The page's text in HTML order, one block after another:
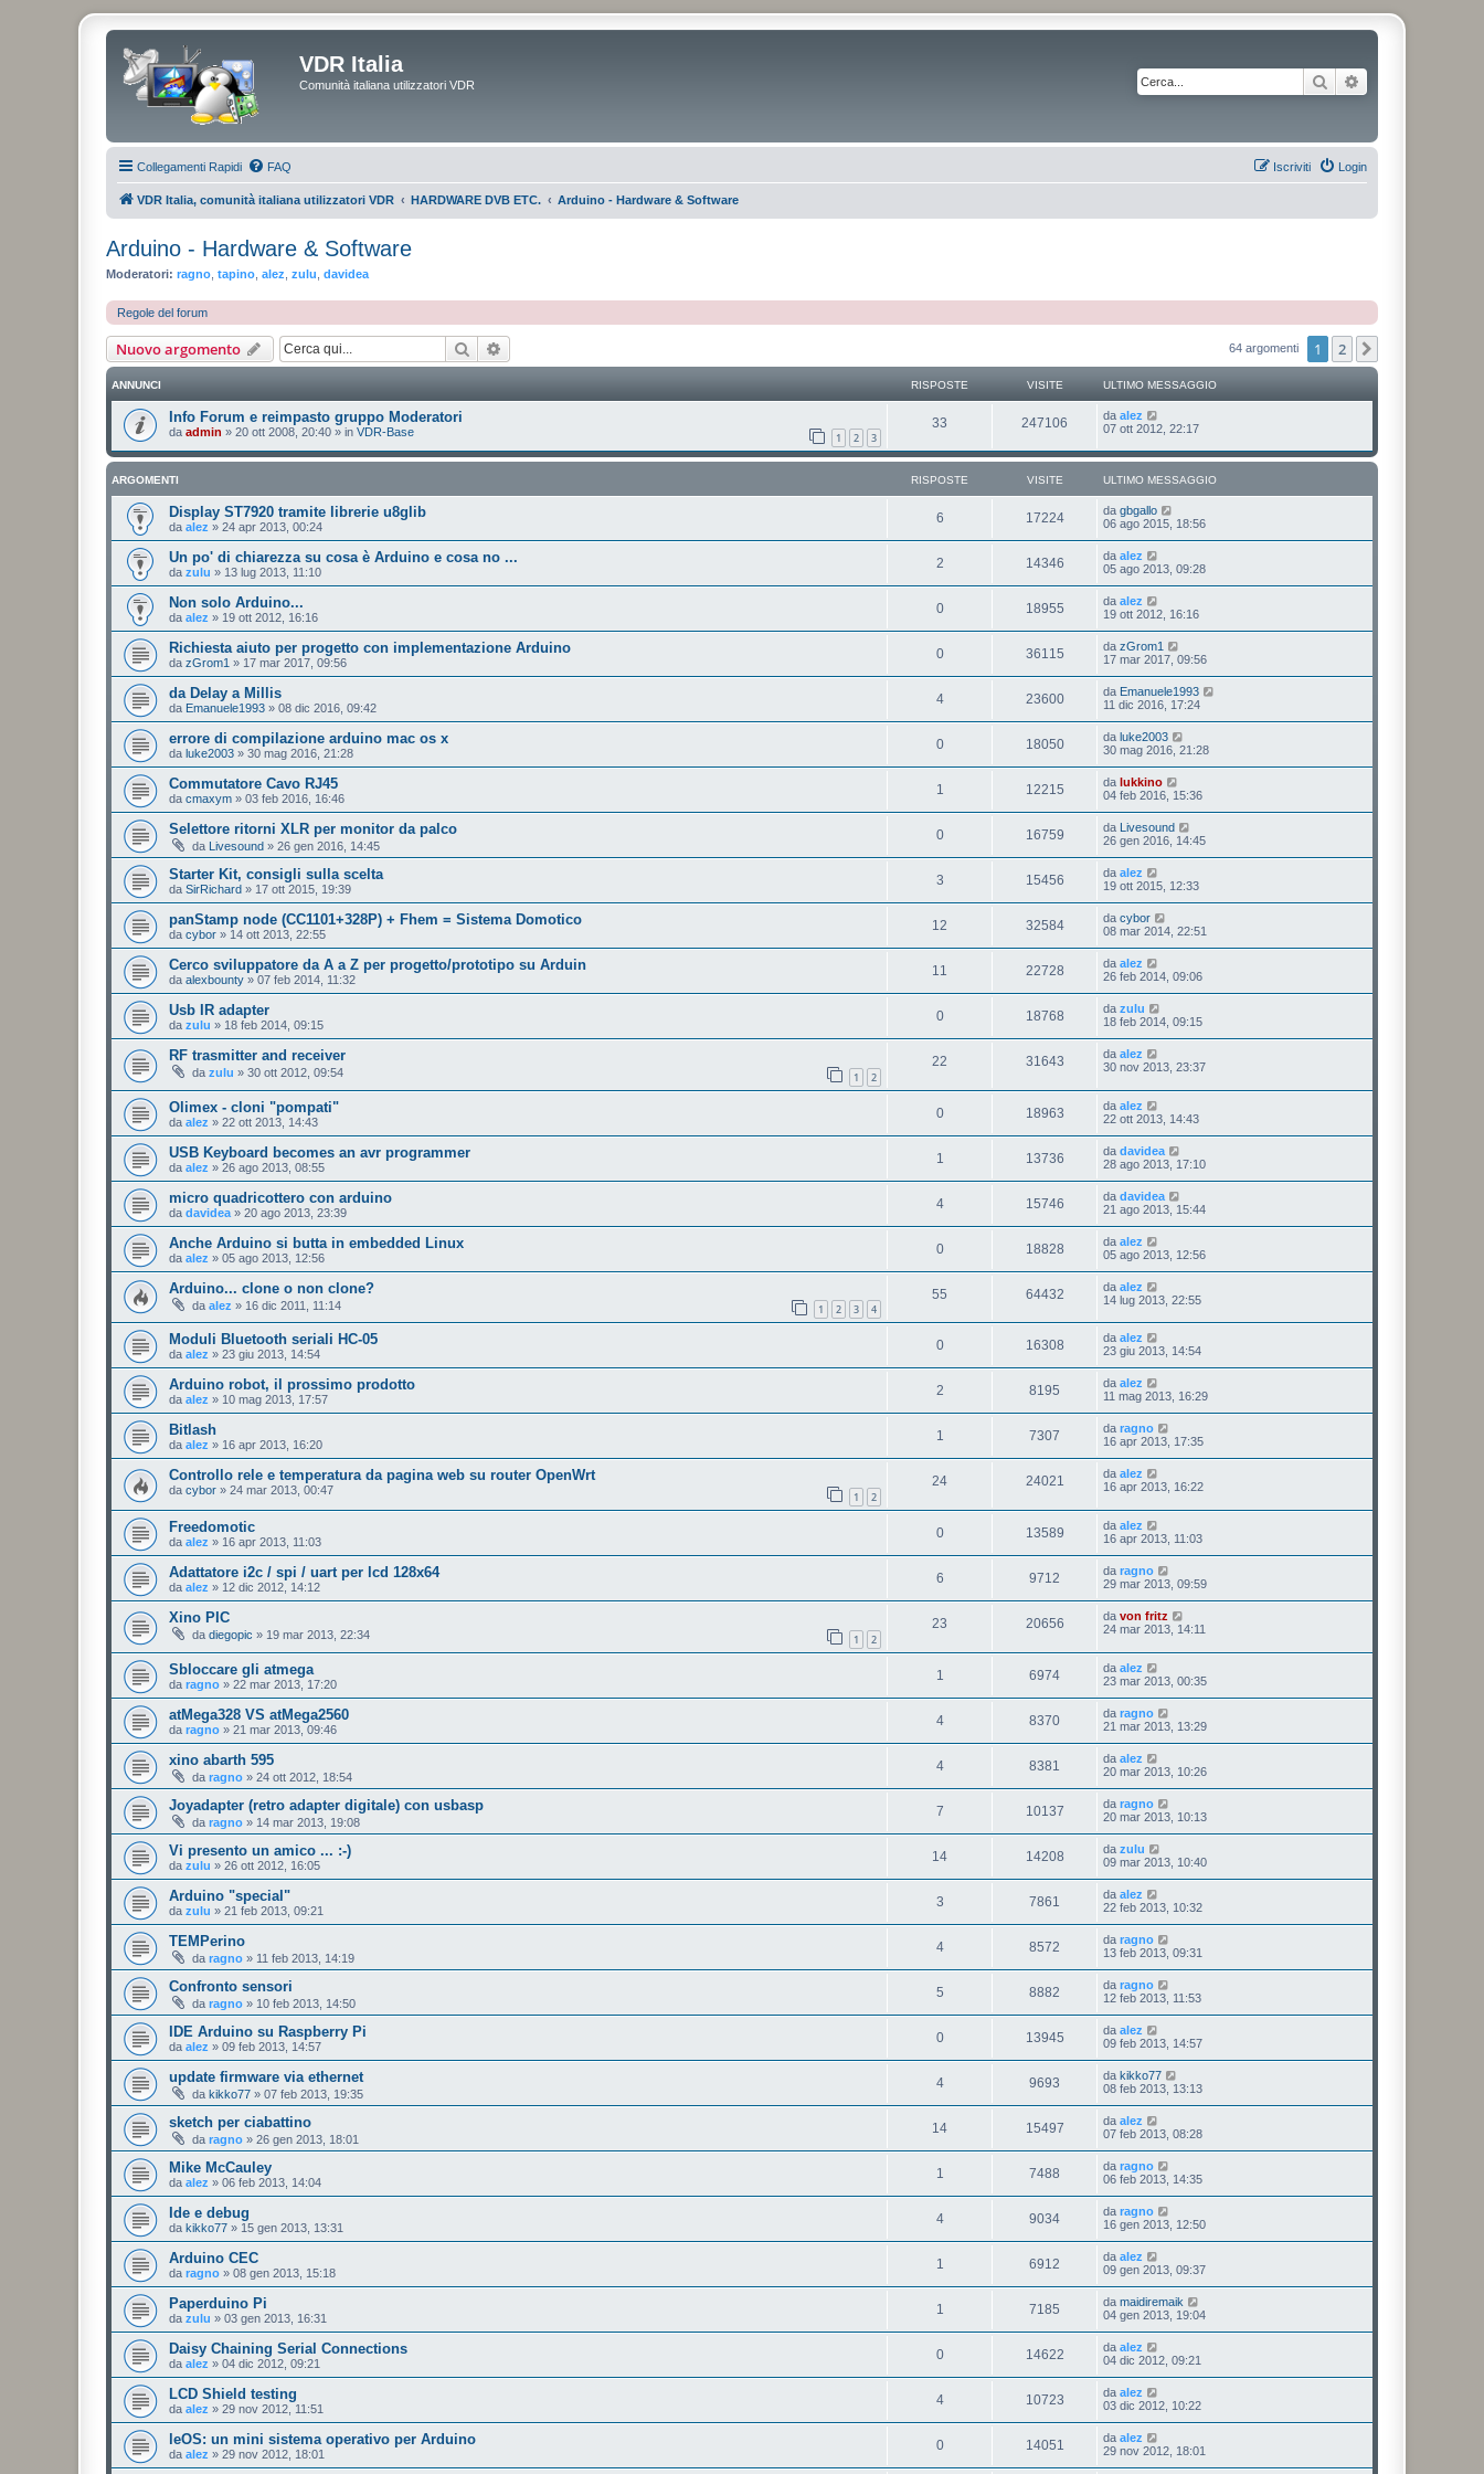
VDR Italia
Comunità italiana utilizzatori VDR Cerca
Collegamenti Rapidi FAQ Login
Iscriviti
VDR Italia, comunità italiana utilizzatori VDR HARDWARE DVB ETC. Arduino - Hardware & Software
Arduino - Hardware & Software
Moderatori: ragno tapino alez zulu davidea
Regole del forum
Nuovo argomento Cerca 64 argomenti 1 2
ANNUNCI RISPOSTE VISITE ULTIMO MESSAGGIO
Info Forum e reimpasto gruppo Moderatori
da admin » 20 ott 2008, 20:40 » in VDR-Base 1 2 3
33 247106 da alez
07 ott 2012, 22:17
ARGOMENTI RISPOSTE VISITE ULTIMO MESSAGGIO
Display ST7920 tramite librerie u8glib
da alez » 24 apr 2013, 00:24
6 17224 da gbgallo
06 ago 2015, 18:56
Un po' di chiarezza su cosa è Arduino e cosa no ...
da zulu » 13 lug 2013, 11:10
2 14346 da alez
05 ago 2013, 09:28
Non solo Arduino...
da alez » 19 ott 2012, 16:16
0 18955 da alez
19 ott 2012, 16:16
Richiesta aiuto per progetto con implementazione Arduino
da zGrom1 » 17 mar 2017, 09:56
0 36115 da zGrom1
17 mar 2017, 09:56
da Delay a Millis
da Emanuele1993 » 08 dic 2016, 09:42
4 23600 da Emanuele1993
11 dic 2016, 17:24
errore di compilazione arduino mac os x
da luke2003 » 30 mag 2016, 21:28
0 18050 da luke2003
30 mag 2016, 21:28
Commutatore Cavo RJ45
da cmaxym » 03 feb 2016, 16:46
1 12215 da lukkino
04 feb 2016, 15:36
Selettore ritorni XLR per monitor da palco
da Livesound » 26 gen 2016, 14:45
0 16759 da Livesound
26 gen 2016, 14:45
Starter Kit, consigli sulla scelta
da SirRichard » 17 ott 2015, 19:39
3 15456 da alez
19 ott 2015, 12:33
panStamp node (CC1101+328P) + Fhem = Sistema Domotico
da cybor » 14 ott 2013, 22:55
12 32584 da cybor
08 mar 2014, 22:51
Cerco sviluppatore da A a Z per progetto/prototipo su Arduin
da alexbounty » 07 feb 2014, 11:32
11 22728 da alez
26 feb 2014, 09:06
Usb IR adapter
da zulu » 18 feb 2014, 09:15
0 18768 da zulu
18 feb 2014, 09:15
RF trasmitter and receiver
da zulu » 30 ott 2012, 09:54 1 2
22 31643 da alez
30 nov 2013, 23:37
Olimex - cloni "pompati"
da alez » 22 ott 2013, 14:43
0 18963 da alez
22 ott 2013, 14:43
USB Keyboard becomes an avr programmer
da alez » 26 ago 2013, 08:55
1 13736 da davidea
28 ago 2013, 17:10
micro quadricottero con arduino
da davidea » 20 ago 2013, 23:39
4 15746 da davidea
21 ago 2013, 15:44
Anche Arduino si butta in embedded Linux
da alez » 05 ago 2013, 12:56
0 18828 da alez
05 ago 2013, 12:56
Arduino... clone o non clone?
da alez » 16 dic 2011, 11:14 1 2 3 4
55 64432 da alez
14 lug 2013, 22:55
Moduli Bluetooth seriali HC-05
da alez » 23 giu 2013, 14:54
0 16308 da alez
23 giu 2013, 14:54
Arduino robot, il prossimo prodotto
da alez » 10 mag 2013, 17:57
2 8195 da alez
11 mag 2013, 16:29
Bitlash
da alez » 16 apr 2013, 16:20
1 7307 da ragno
16 apr 2013, 17:35
Controllo rele e temperatura da pagina web su router OpenWrt
da cybor » 24 mar 2013, 00:47 1 2
24 24021 da alez
16 apr 2013, 16:22
Freedomotic
da alez » 16 apr 2013, 11:03
0 13589 da alez
16 apr 2013, 11:03
Adattatore i2c / spi / uart per lcd 128x64
da alez » 12 dic 2012, 14:12
6 9712 da ragno
29 mar 2013, 09:59
Xino PIC
da diegopic » 19 mar 2013, 22:34 1 2
23 20656 da von fritz
24 mar 2013, 14:11
Sbloccare gli atmega
da ragno » 22 mar 2013, 17:20
1 6974 da alez
23 mar 2013, 00:35
atMega328 VS atMega2560
da ragno » 21 mar 2013, 09:46
4 8370 da ragno
21 mar 2013, 13:29
xino abarth 595
da ragno » 24 ott 2012, 18:54
4 8381 da alez
20 mar 2013, 10:26
Joyadapter (retro adapter digitale) con usbasp
da ragno » 14 mar 2013, 19:08
7 10137 da ragno
20 mar 2013, 10:13
Vi presento un amico ... :-)
da zulu » 26 ott 2012, 16:05
14 14208 da zulu
09 mar 2013, 10:40
Arduino "special"
da zulu » 21 feb 2013, 09:21
3 7861 da alez
22 feb 2013, 10:32
TEMPerino
da ragno » 11 feb 2013, 14:19
4 8572 da ragno
13 feb 2013, 09:31
Confronto sensori
da ragno » 10 feb 2013, 14:50
5 8882 da ragno
12 feb 2013, 11:53
IDE Arduino su Raspberry Pi
da alez » 09 feb 2013, 14:57
0 13945 da alez
09 feb 2013, 14:57
update firmware via ethernet
da kikko77 » 07 feb 2013, 19:35
4 9693 da kikko77
08 feb 2013, 13:13
sketch per ciabattino
da ragno » 26 gen 2013, 18:01
14 15497 da alez
07 feb 2013, 08:28
Mike McCauley
da alez » 06 feb 2013, 14:04
1 7488 da ragno
06 feb 2013, 14:35
Ide e debug
da kikko77 » 15 gen 2013, 13:31
4 9034 da ragno
16 gen 2013, 12:50
Arduino CEC
da ragno » 08 gen 2013, 15:18
1 6912 da alez
09 gen 2013, 09:37
Paperduino Pi
da zulu » 03 gen 2013, 16:31
1 7185 da maidiremaik
04 gen 2013, 19:04
Daisy Chaining Serial Connections
da alez » 04 dic 2012, 09:21
0 14622 da alez
04 dic 2012, 09:21
LCD Shield testing
da alez » 29 nov 2012, 11:51
4 10723 da alez
03 dic 2012, 10:22
leOS: un mini sistema operativo per Arduino
da alez » 29 nov 2012, 18:01
0 14051 da alez
29 nov 2012, 18:01